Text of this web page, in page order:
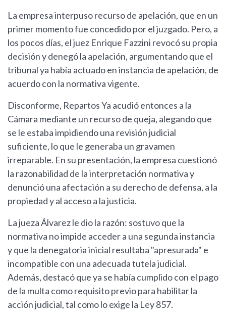
La empresa interpuso recurso de apelación, que en un
primer momento fue concedido por el juzgado. Pero, a
los pocos días, el juez Enrique Fazzini revocó su propia
decisión y denegó la apelación, argumentando que el
tribunal ya había actuado en instancia de apelación, de
acuerdo con la normativa vigente.
Disconforme, Repartos Ya acudió entonces a la
Cámara mediante un recurso de queja, alegando que
se le estaba impidiendo una revisión judicial
suficiente, lo que le generaba un gravamen
irreparable. En su presentación, la empresa cuestionó
la razonabilidad de la interpretación normativa y
denunció una afectación a su derecho de defensa, a la
propiedad y al acceso a la justicia.
La jueza Álvarez le dio la razón: sostuvo que la
normativa no impide acceder a una segunda instancia
y que la denegatoria inicial resultaba "apresurada" e
incompatible con una adecuada tutela judicial.
Además, destacó que ya se había cumplido con el pago
de la multa como requisito previo para habilitar la
acción judicial, tal como lo exige la Ley 857.